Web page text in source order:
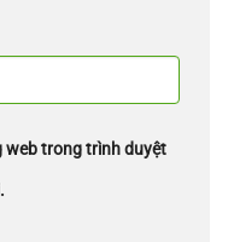
web trong trình duyệt